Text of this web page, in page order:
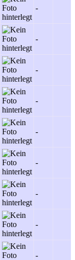
-
-
-
-
-
-
-
-
-